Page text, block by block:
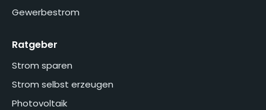
Gewerbestrom
Ratgeber
Strom sparen
Strom selbst erzeugen
Photovoltaik